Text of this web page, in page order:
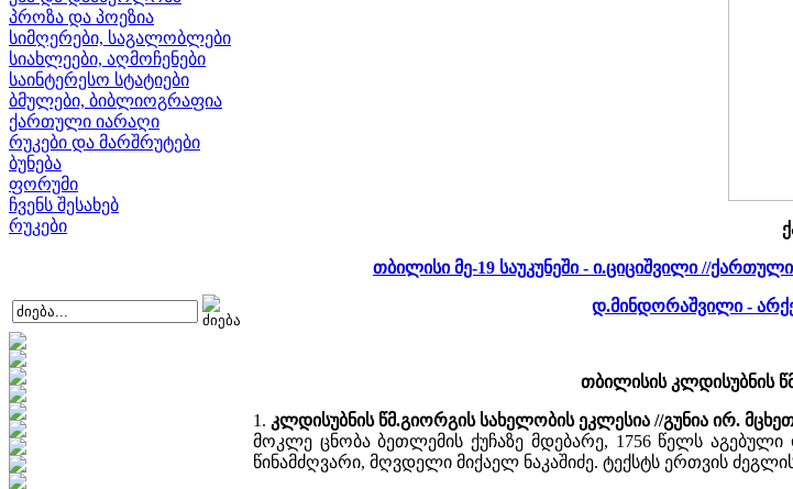
პროზა და პოეზია
სიმღერები, საგალობლები
სიახლეები, აღმოჩენები
საინტერესო სტატიები
ბმულები, ბიბლიოგრაფია
ქართული იარაღი
რუკები და მარშრუტები
ბუნება
ფორუმი
ჩვენს შესახებ
რუკები
თბილისი მე-19 საუკუნეში - ი.ციციშვილი //
დ.მინდორაშვილი -
თბილისის კლდისუბნის
1. კლდისუბნის წმ.გიორგის სახელობის ეკლესია //გუნია ირ.
მოკლე ცნობა ბეთლემის ქუჩაზე მდებარე, 1756 წელს აგებული
წინამძღვარი, მღვდელი მიქაელ ნაკაშიძე. ტექსტს ერთვის